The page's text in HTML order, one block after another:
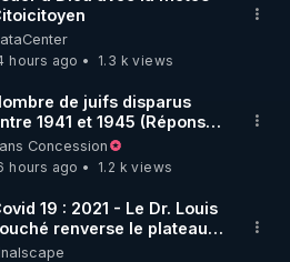
rdlr_thierrycasasnovas/
RGNR (stages,
hours ago
1.3 k views
de juifs disparus
1941 et 1945 (Réponse
mes accusateurs)
Concession
hours ago
1.2 k views
19 : 2021 - Le Dr. Louis
renverse le plateau
CNews !